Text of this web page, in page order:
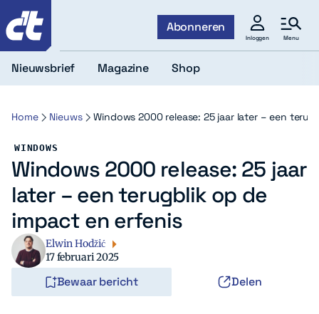
Abonneren
Inloggen Menu
Nieuwsbrief Magazine Shop
Home Nieuws Windows 2000 release: 25 jaar later – een
WINDOWS
Windows 2000 release: 25 jaar
later – een terugblik op de
impact en erfenis
Elwin Hodžić
17 februari 2025
Bewaar bericht Delen